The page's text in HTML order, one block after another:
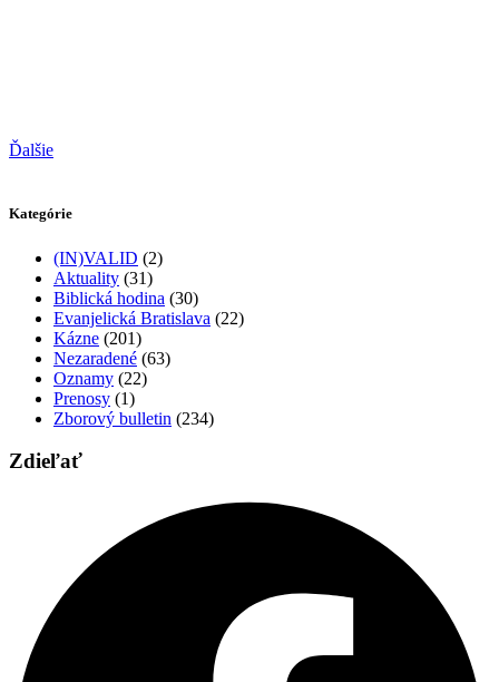
Ďalšie
Kategórie
(IN)VALID (2)
Aktuality (31)
Biblická hodina (30)
Evanjelická Bratislava (22)
Kázne (201)
Nezaradené (63)
Oznamy (22)
Prenosy (1)
Zborový bulletin (234)
Zdieľať